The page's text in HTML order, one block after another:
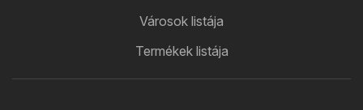
Városok listája
Termékek listája